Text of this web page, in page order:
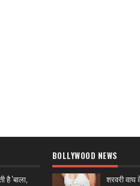
'बाला,
BOLLYWOOD NEWS
शरवरी